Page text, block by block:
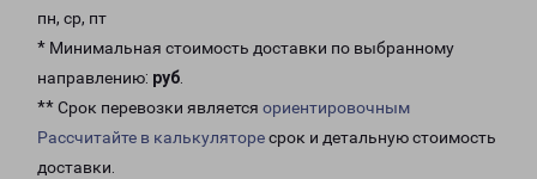
пн, ср, пт
* Минимальная стоимость доставки по выбранному
направлению: руб.
** Срок перевозки является ориентировочным
Рассчитайте в калькуляторесрок и детальную стоимость
доставки.